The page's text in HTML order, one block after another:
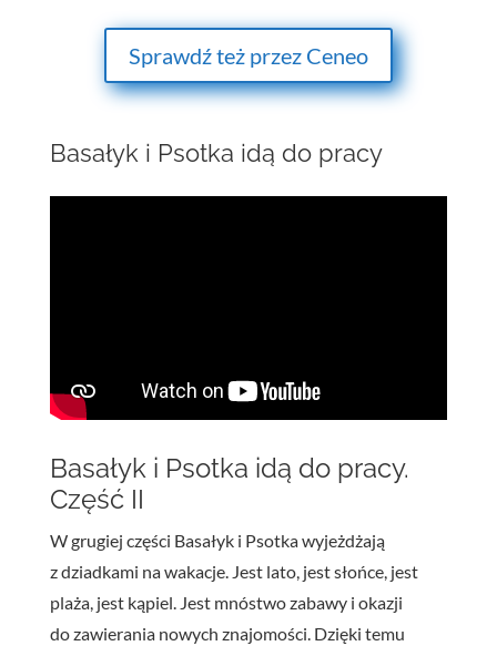
Sprawdź też przez Ceneo
Basałyk i Psotka idą do pracy
Basałyk i Psotka idą do pracy.
Część II
W grugiej części Basałyk i Psotka wyjeżdżają
z dziadkami na wakacje. Jest lato, jest słońce, jest
plaża, jest kąpiel. Jest mnóstwo zabawy i okazji
do zawierania nowych znajomości. Dzięki temu